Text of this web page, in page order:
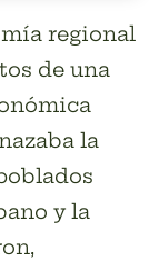
regional
de una
la
y la